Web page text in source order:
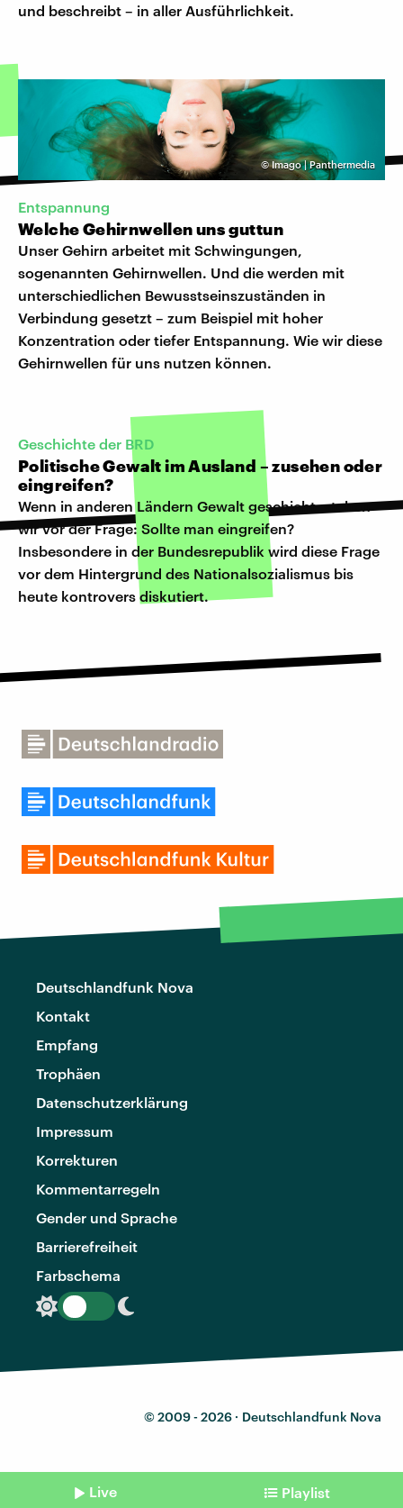
und beschreibt – in aller Ausführlichkeit.
©Imago | Panthermedia
Entspannung
Welche Gehirnwellen uns guttun
Unser Gehirn arbeitet mit Schwingungen,
sogenannten Gehirnwellen. Und die werden mit
unterschiedlichen Bewusstseinszuständen in
Verbindung gesetzt – zum Beispiel mit hoher
Konzentration oder tiefer Entspannung. Wie wir diese
Gehirnwellen für uns nutzen können.
Geschichte der BRD
Politische Gewalt im Ausland – zusehen oder
eingreifen?
Wenn in anderen Ländern Gewalt geschieht, stehen
wir vor der Frage: Sollte man eingreifen?
Insbesondere in der Bundesrepublik wird diese Frage
vor dem Hintergrund des Nationalsozialismus bis
heute kontrovers diskutiert.
Deutschlandfunk Nova
Kontakt
Empfang
Trophäen
Datenschutzerklärung
Impressum
Korrekturen
Kommentarregeln
Gender und Sprache
Barrierefreiheit
Farbschema
© 2009 - 2026 · Deutschlandfunk Nova
Live Playlist